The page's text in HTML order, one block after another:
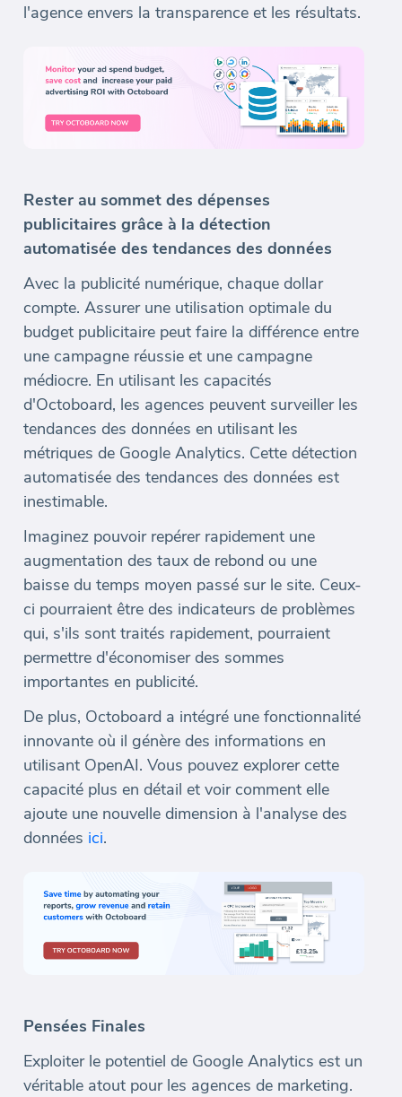
l'agence envers la transparence et les résultats.
Rester au sommet des dépenses
publicitaires grâce à la détection
automatisée des tendances des données
Avec la publicité numérique, chaque dollar
compte. Assurer une utilisation optimale du
budget publicitaire peut faire la différence entre
une campagne réussie et une campagne
médiocre. En utilisant les capacités
d'Octoboard, les agences peuvent surveiller les
tendances des données en utilisant les
métriques de Google Analytics. Cette détection
automatisée des tendances des données est
inestimable.
Imaginez pouvoir repérer rapidement une
augmentation des taux de rebond ou une
baisse du temps moyen passé sur le site. Ceux-
ci pourraient être des indicateurs de problèmes
qui, s'ils sont traités rapidement, pourraient
permettre d'économiser des sommes
importantes en publicité.
De plus, Octoboard a intégré une fonctionnalité
innovante où il génère des informations en
utilisant OpenAI. Vous pouvez explorer cette
capacité plus en détail et voir comment elle
ajoute une nouvelle dimension à l'analyse des
données ici.
Pensées Finales
Exploiter le potentiel de Google Analytics est un
véritable atout pour les agences de marketing.